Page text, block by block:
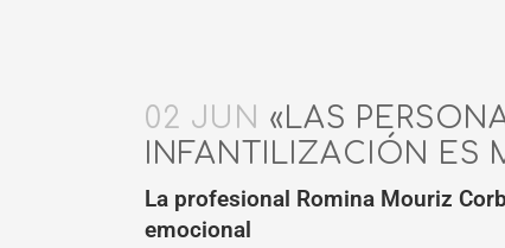
02 JUN «LAS
INFANTILIZACIÓN ES
La profesional Romina Mouriz
emocional